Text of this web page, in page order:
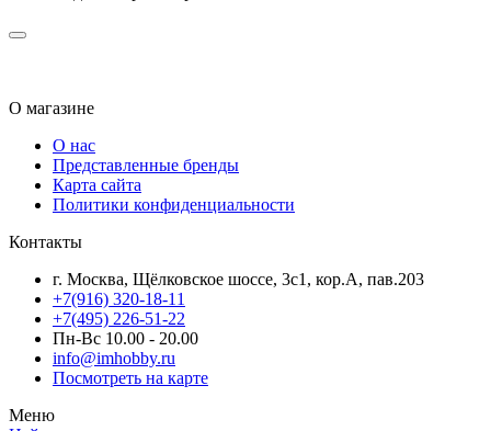
О магазине
О нас
Представленные бренды
Карта сайта
Политики конфиденциальности
Контакты
г. Москва, Щёлковское шоссе, 3с1, кор.А, пав.203
+7(916) 320-18-11
+7(495) 226-51-22
Пн-Вс 10.00 - 20.00
info@imhobby.ru
Посмотреть на карте
Меню